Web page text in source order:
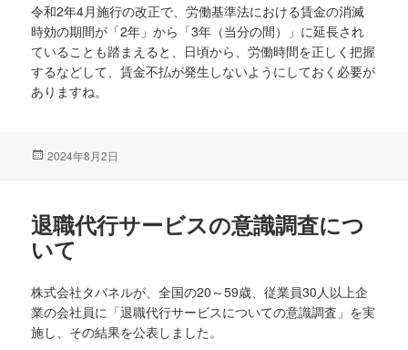
令和2年4月施行の改正で、労働基準法における賃金の消滅
時効の期間が「2年」から「3年（当分の間）」に延長され
ていることも踏まえると、日頃から、労働時間を正しく把握
するなどして、賃金不払が発生しないようにしておく必要が
ありますね。
投
2024年8月2日
退職代行サービスの意識調査につ
いて
株式会社タバネルが、全国の20～59歳、従業員30人以上企
業の会社員に「退職代行サービスについての意識調査」を実
施し、その結果を公表しました。